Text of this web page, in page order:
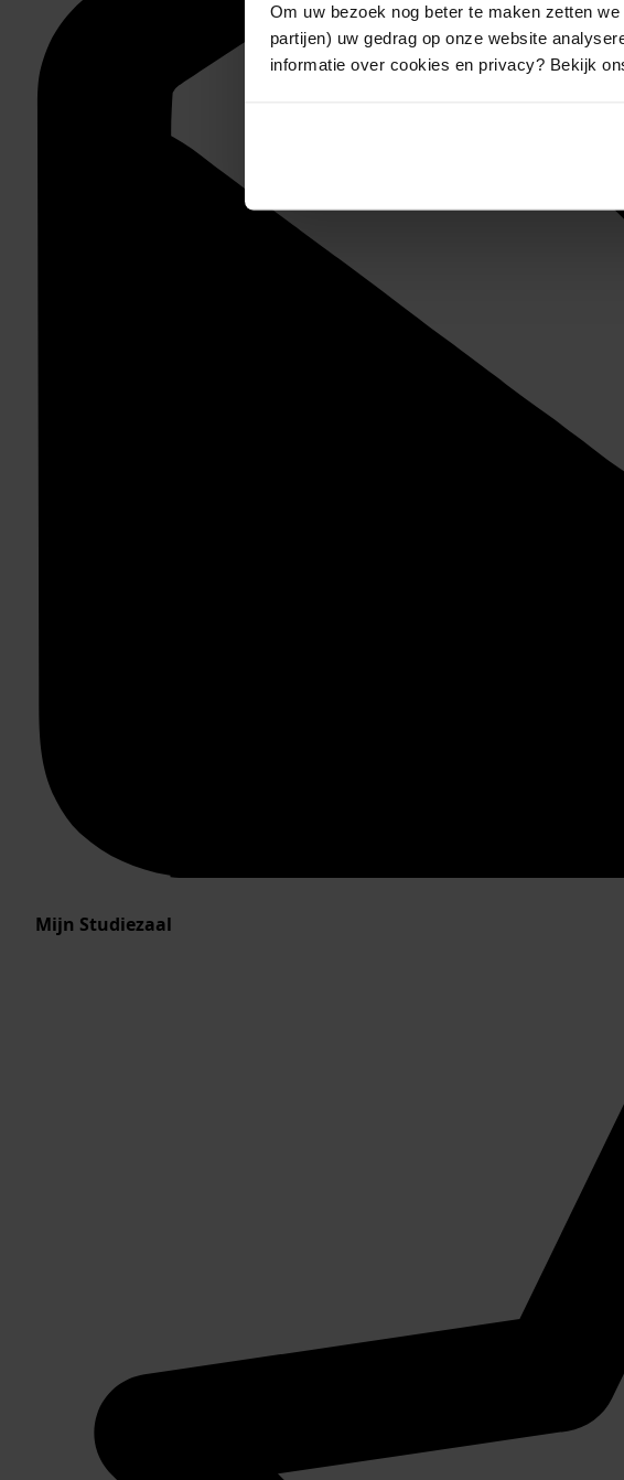
Om uw bezoek nog beter te maken zetten
partijen) uw gedrag op onze website
informatie over cookies en privacy? Bekijk
Mijn Studiezaal